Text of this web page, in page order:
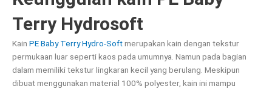
Terry Hydrosoft
Kain PE Baby Terry Hydro-Softmerupakan kain dengan tekstur
permukaan luar seperti kaos pada umumnya. Namun pada bagian
dalam memiliki tekstur lingkaran kecil yang berulang. Meskipun
dibuat menggunakan material 100% polyester, kain ini mampu